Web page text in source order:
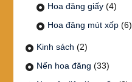
Hoa đăng giấy (4)
Hoa đăng mút xốp (6)
Kinh sách (2)
Nến hoa đăng (33)